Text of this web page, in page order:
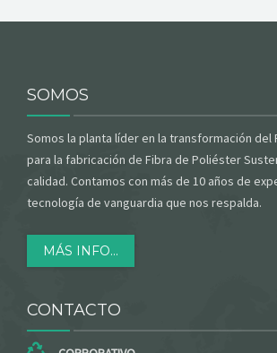
SOMOS
Somos la planta líder en la transformación del
para la fabricación de Fibra de Poliéster
calidad. Contamos con más de 10 años de
tecnología de vanguardia que nos respalda.
MÁS INFO...
CONTACTO